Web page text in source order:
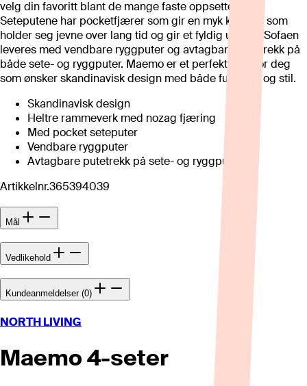
velg din favoritt blant de mange faste oppsettene.
Seteputene har pocketfjærer som gir en myk komfort som
holder seg jevne over lang tid og gir et fyldig uttrykk. Sofaen
leveres med vendbare ryggputer og avtagbare putetrekk på
både sete- og ryggputer. Maemo er et perfekt valg for deg
som ønsker skandinavisk design med både funksjon og stil.
Skandinavisk design
Heltre rammeverk med nozag fjæring
Med pocket seteputer
Vendbare ryggputer
Avtagbare putetrekk på sete- og ryggpute
Artikkelnr.365394039
Mål
Vedlikehold
Kundeanmeldelser (0)
NORTH LIVING
Maemo 4-seter